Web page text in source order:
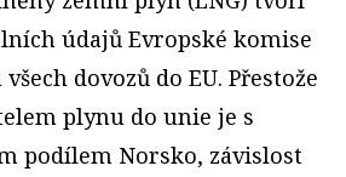
údajů Evropské komise
dovozů do EU. Přestože
plynu do unie je s
podílem Norsko, závislost